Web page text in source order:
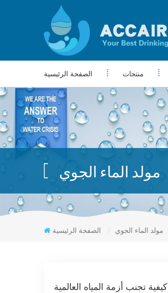
الصفحة الرئيسية منتجات
مولد الماء الجوي
الصفحة الرئيسية / مولد الماء الجوي
كيفية تجنب أزمة المياه العالمية